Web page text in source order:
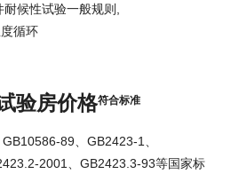
候性试验一般规则,
循环
验房价格符合标准
89、GB2423-1、
2001、GB2423.3-93等国家标